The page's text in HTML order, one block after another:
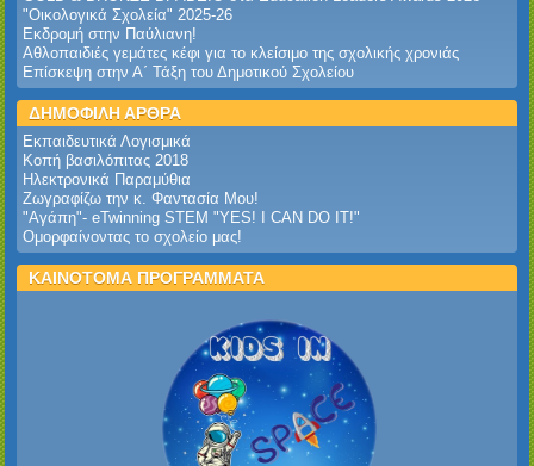
‎"Οικολογικά Σχολεία" 2025-26‎
Εκδρομή στην Παύλιανη!‎
Αθλοπαιδιές γεμάτες κέφι για το κλείσιμο της σχολικής χρονιάς
Επίσκεψη στην Α΄ Τάξη του Δημοτικού Σχολείου
ΔΗΜΟΦΙΛΗ ΑΡΘΡΑ
Εκπαιδευτικά Λογισμικά
Κοπή βασιλόπιτας 2018
Ηλεκτρονικά Παραμύθια
Ζωγραφίζω την κ. Φαντασία Μου!
"Αγάπη"- eTwinning STEM "YES! I CAN DO IT!"
Ομορφαίνοντας το σχολείο μας!
ΚΑΙΝΟΤΟΜΑ ΠΡΟΓΡΑΜΜΑΤΑ